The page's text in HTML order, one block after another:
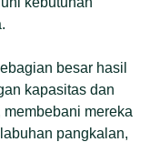
besar hasil
kapasitas dan
mereka
pangkalan,